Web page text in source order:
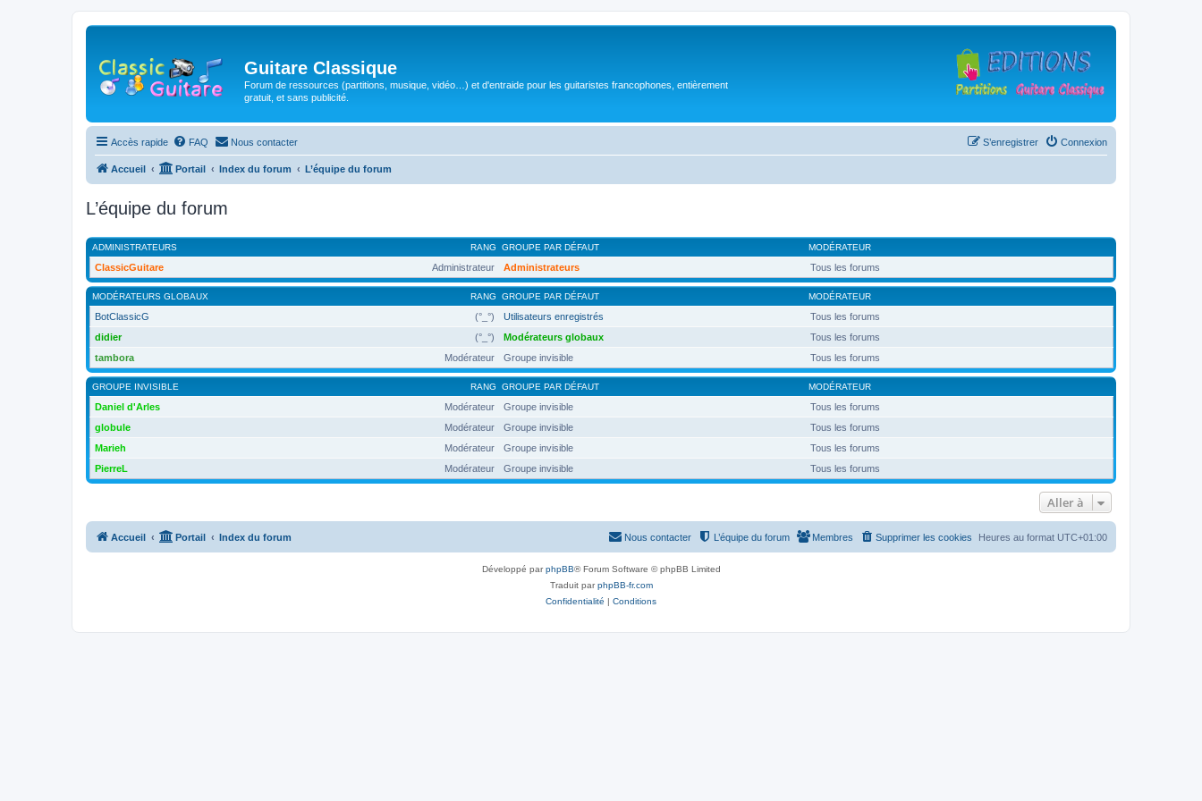
Guitare Classique
Forum de ressources (partitions, musique, vidéo…) et d'entraide pour les guitaristes francophones, entièrement
gratuit, et sans publicité.
Accès rapide FAQ Nous contacter Connexion
S’enregistrer
Accueil Portail Index du forum L’équipe du forum
L’équipe du forum
RANG
ADMINISTRATEURS GROUPE PAR DÉFAUT MODÉRATEUR
Administrateur
ClassicGuitare Administrateurs Tous les forums
RANG
MODÉRATEURS GLOBAUX GROUPE PAR DÉFAUT MODÉRATEUR
(°_°)
BotClassicG Utilisateurs enregistrés
Tous les forums
(°_°)
didier Modérateurs globaux
Tous les forums
Modérateur
tambora Groupe invisible Tous les forums
RANG
GROUPE INVISIBLE GROUPE PAR DÉFAUT MODÉRATEUR
Modérateur
Daniel d'Arles Groupe invisible
Tous les forums
Modérateur
globule Groupe invisible
Tous les forums
Modérateur
Marieh Groupe invisible
Tous les forums
Modérateur
PierreL Groupe invisible Tous les forums
Aller à
Accueil Portail Index du forum Heures au format UTC+01:00
Supprimer les cookies
Membres
L’équipe du forum
Nous contacter
Développé parphpBB® Forum Software © phpBB Limited
Traduit parphpBB-fr.com
Confidentialité | Conditions